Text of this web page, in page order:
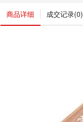
商品详细 成交记录(0)